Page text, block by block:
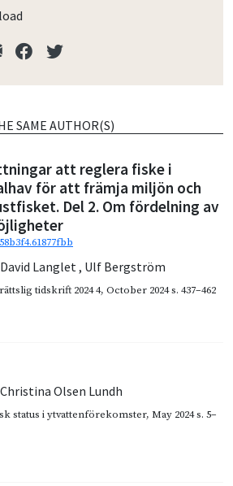
SAME AUTHOR(S)
att reglera fiske i
för att främja miljön och
Del 2. Om fördelning av
David Langlet , Ulf Bergström
tidskrift 2024 4, October 2024s. 437–462
Christina Olsen Lundh
status i ytvattenförekomster, May 2024s. 5–